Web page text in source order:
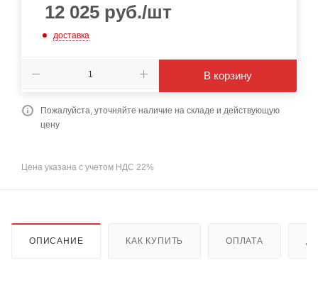
12 025 руб./шт
доставка
В корзину
Пожалуйста, уточняйте наличие на складе и действующую
цену
Цена указана с учетом НДС 22%
ОПИСАНИЕ КАК КУПИТЬ ОПЛАТА